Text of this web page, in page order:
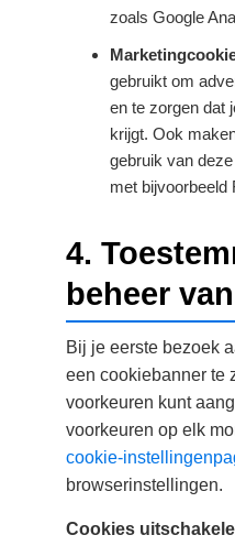
zoals Google
gebruikt om
en te zorgen dat
krijgt. Ook
gebruik van
met bijvoorbeeld
4.
beheer
Bij je eerste bezoek
een cookiebanner te
voorkeuren kunt
voorkeuren op elk
cookie-
browserinstellingen.
Cookies